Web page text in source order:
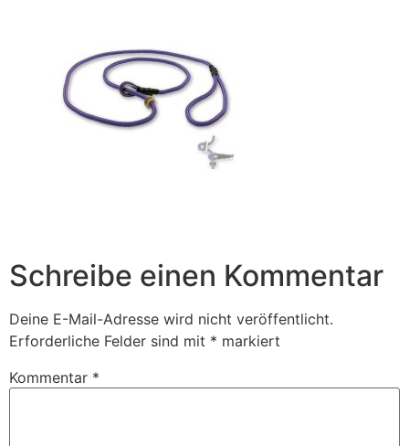
Schreibe einen Kommentar
Deine E-Mail-Adresse wird nicht veröffentlicht.
Erforderliche Felder sind mit * markiert
Kommentar *